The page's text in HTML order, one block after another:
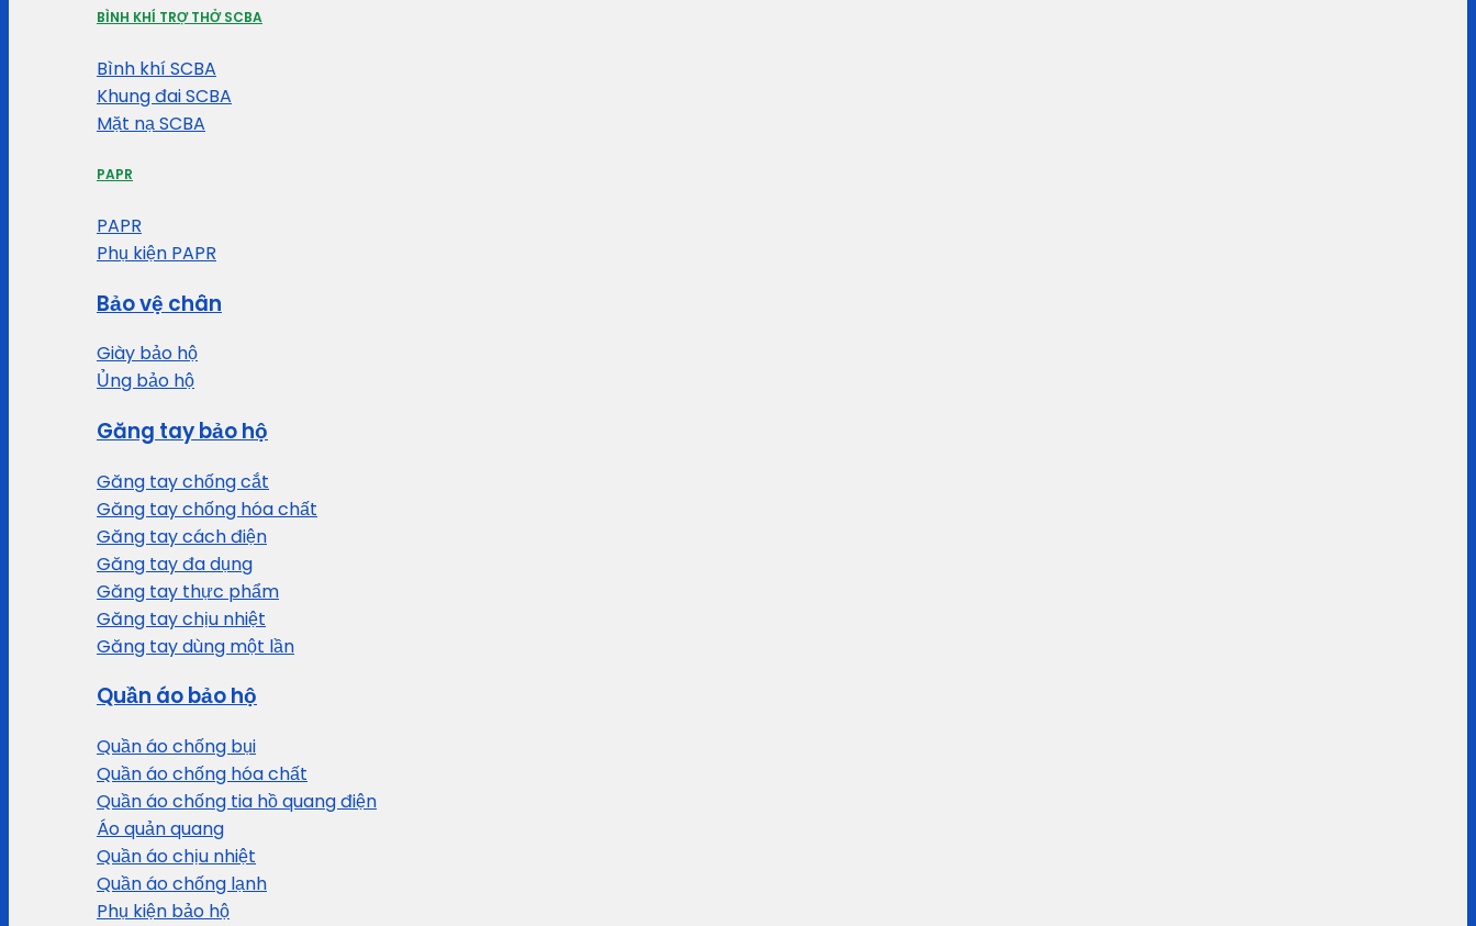
BÌNH KHÍ TRỢ THỞ SCBA
Bình khí SCBA
Khung đai SCBA
Mặt nạ SCBA
PAPR
PAPR
Phụ kiện PAPR
Bảo vệ chân
Giày bảo hộ
Ủng bảo hộ
Găng tay bảo hộ
Găng tay chống cắt
Găng tay chống hóa chất
Găng tay cách điện
Găng tay đa dụng
Găng tay thực phẩm
Găng tay chịu nhiệt
Găng tay dùng một lần
Quần áo bảo hộ
Quần áo chống bụi
Quần áo chống hóa chất
Quần áo chống tia hồ quang điện
Áo quản quang
Quần áo chịu nhiệt
Quần áo chống lạnh
Phụ kiện bảo hộ